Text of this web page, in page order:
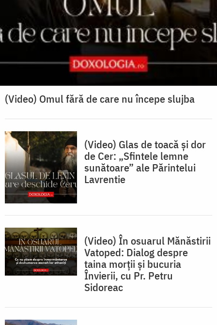
(Video) Omul fără de care nu începe slujba
(Video) Glas de toacă și dor
de Cer: „Sfintele lemne
sunătoare” ale Părintelui
Lavrentie
(Video) În osuarul Mănăstirii
Vatoped: Dialog despre
taina morții și bucuria
Învierii, cu Pr. Petru
Sidoreac